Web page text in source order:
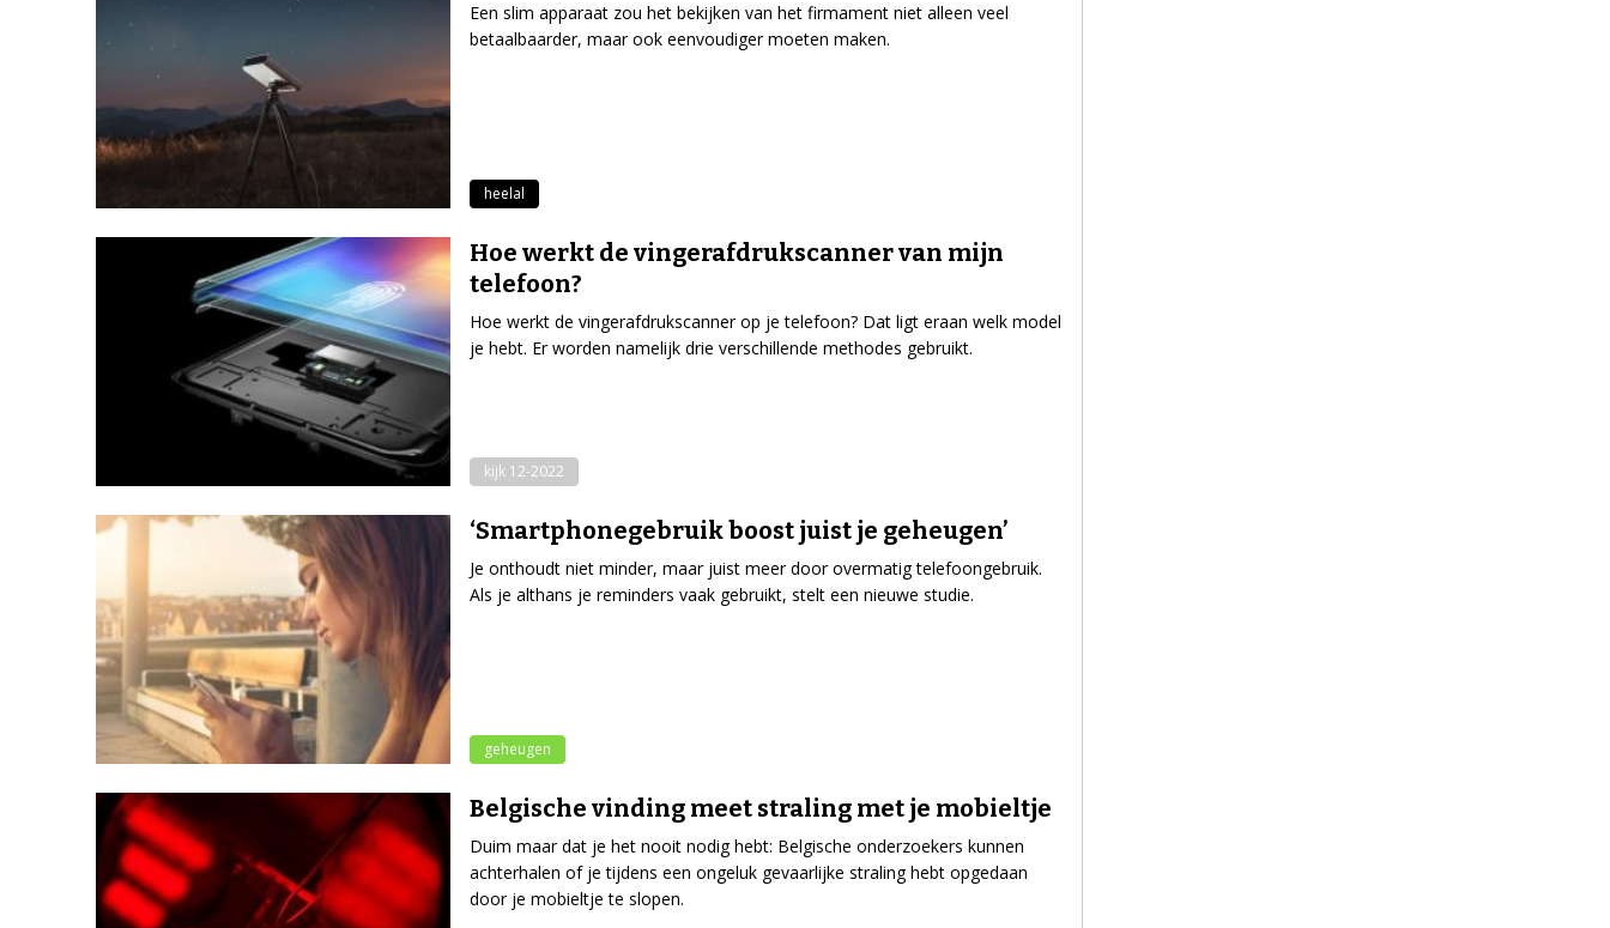
Een slim apparaat zou het bekijken van het firmament niet alleen veel
betaalbaarder, maar ook eenvoudiger moeten maken.
heelal
Hoe werkt de vingerafdrukscanner van mijn
telefoon?
Hoe werkt de vingerafdrukscanner op je telefoon? Dat ligt eraan welk model
je hebt. Er worden namelijk drie verschillende methodes gebruikt.
kijk 12-2022
‘Smartphonegebruik boost juist je geheugen’
Je onthoudt niet minder, maar juist meer door overmatig telefoongebruik.
Als je althans je reminders vaak gebruikt, stelt een nieuwe studie.
geheugen
Belgische vinding meet straling met je mobieltje
Duim maar dat je het nooit nodig hebt: Belgische onderzoekers kunnen
achterhalen of je tijdens een ongeluk gevaarlijke straling hebt opgedaan
door je mobieltje te slopen.